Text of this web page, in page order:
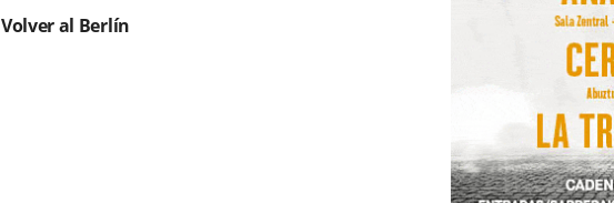
Volver al Berlín